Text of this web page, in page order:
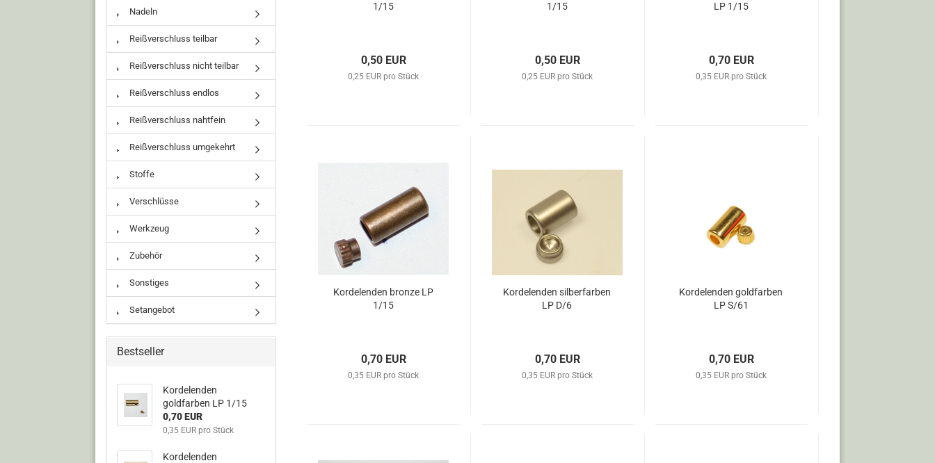
1/15
0,50 EUR
0,25 EUR pro Stück
1/15
0,50 EUR
0,25 EUR pro Stück
LP 1/15
0,70 EUR
0,35 EUR pro Stück
Kordelenden bronze LP
1/15
0,70 EUR
0,35 EUR pro Stück
Kordelenden silberfarben
LP D/6
0,70 EUR
0,35 EUR pro Stück
Kordelenden goldfarben
LP S/61
0,70 EUR
0,35 EUR pro Stück
Nadeln
Reißverschluss teilbar
Reißverschluss nicht teilbar
Reißverschluss endlos
Reißverschluss nahtfein
Reißverschluss umgekehrt
Stoffe
Verschlüsse
Werkzeug
Zubehör
Sonstiges
Setangebot
Bestseller
Kordelenden
goldfarben LP 1/15
0,70 EUR
0,35 EUR pro Stück
Kordelenden